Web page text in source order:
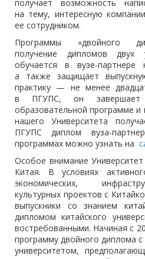
получает возможность
на тему, интересную
ее сотрудником.
Программы «двойного
получение дипломов двух
обучается в вузе-
а также защищает
практику — не менее
в ПГУПС, он завершает
образовательной программе и
нашего Университета
ПГУПС диплом вуза-
программах можно узнать на
Особое внимание
Китая. В условиях
экономических,
культурных проектов с
выпускники со знанием
дипломом китайского
востребованными. Начиная с
программу двойного диплома
университетом,